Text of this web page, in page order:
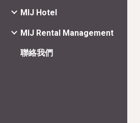
MIJ Hotel
MIJ Rental Management
聯絡我們